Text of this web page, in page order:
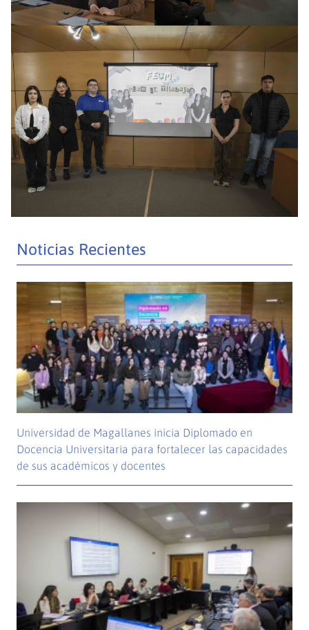
Noticias Recientes
Universidad de Magallanes inicia Diplomado en
Docencia Universitaria para fortalecer las capacidades
de sus académicos y docentes